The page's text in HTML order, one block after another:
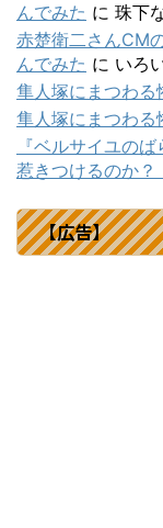
んでみた に 珠下
赤楚衛二さんCM
んでみた に いろ
隼人塚にまつわる
隼人塚にまつわる
『ベルサイユの
惹きつけるのか？
【広告】